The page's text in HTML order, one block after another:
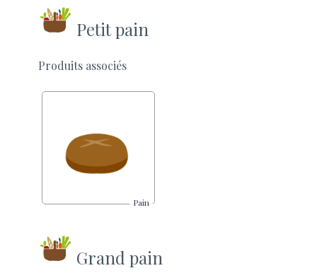
Petit pain
Produits associés
Pain
Grand pain